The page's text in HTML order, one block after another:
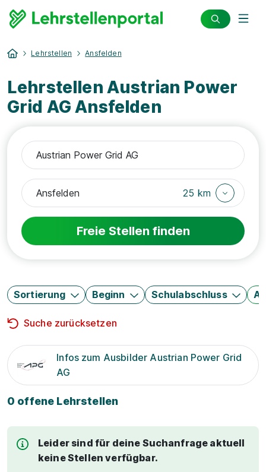
Lehrstellen Ansfelden
Lehrstellen Austrian Power
Grid AG Ansfelden
25 km
Freie Stellen finden
Sortierung Beginn Schulabschluss
Suche zurücksetzen
Infos zum Ausbilder Austrian Power Grid
AG
0 offene Lehrstellen
Leider sind für deine Suchanfrage aktuell
keine Stellen verfügbar.